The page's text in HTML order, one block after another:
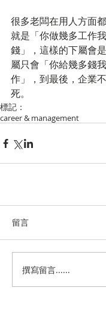
很多老闆在用人方面
就是「你做幾多工作
錢」，這樣的下屬會
屬只會「你給幾多錢
作」，到最後，企業
死。
標記：
career & management
留言
撰寫留言......